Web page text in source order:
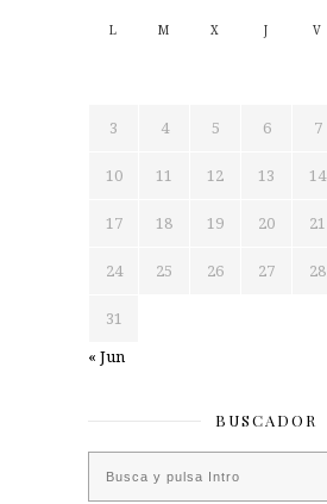
L M X J V
3 4 5 6 7
10 11 12 13 14
17 18 19 20 21
24 25 26 27 28
31
« Jun
BUSCADOR